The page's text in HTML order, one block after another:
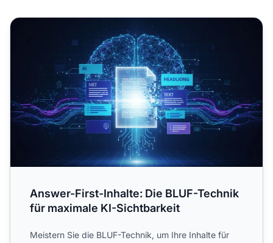
Answer-First-Inhalte: Die BLUF-Technik für maximale KI-
Answer-First-Inhalte: Die BLUF-Technik
für maximale KI-Sichtbarkeit
Meistern Sie die BLUF-Technik, um Ihre Inhalte für